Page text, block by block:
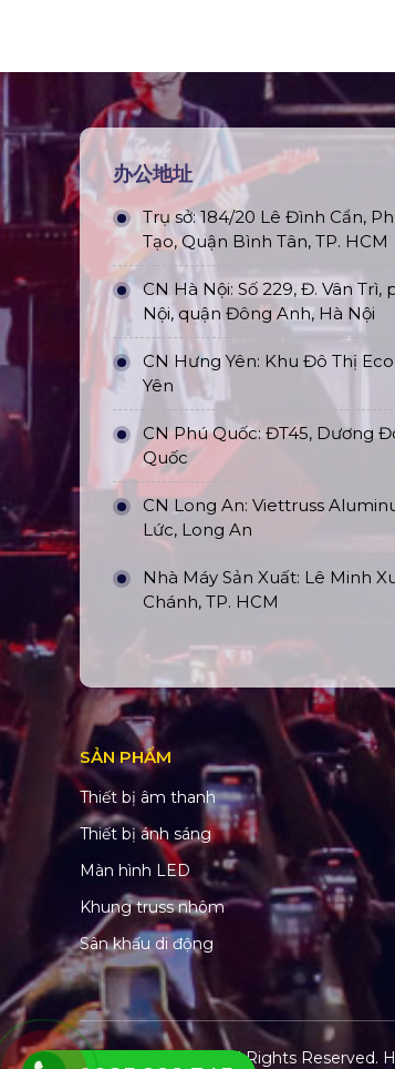
办公地址
Trụ sở: 184/20 Lê Đình Cẩn,
Tạo, Quận Bình Tân, TP. HCM
CN Hà Nội: Số 229, Đ. Vân Trì,
Nội, quận Đông Anh, Hà Nội
CN Hưng Yên: Khu Đô Thị
Yên
CN Phú Quốc: ĐT45, Dương
Quốc
CN Long An: Viettruss
Lức, Long An
Nhà Máy Sản Xuất: Lê Minh
Chánh, TP. HCM
SẢN PHẨM
Thiết bị âm thanh
Thiết bị ánh sáng
Màn hình LED
Khung truss nhôm
Sân khấu di động
© Copyright 2022. All Rights Reserved.